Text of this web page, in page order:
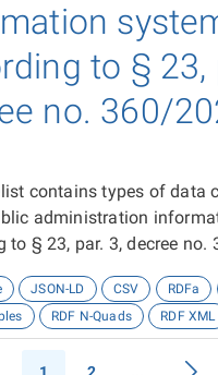
to § 23,
no. 360/
contains types of data
administration
to § 23, par. 3, decree no.
JSON-LD CSV RDFa
RDF N-Quads RDF XML
1 2